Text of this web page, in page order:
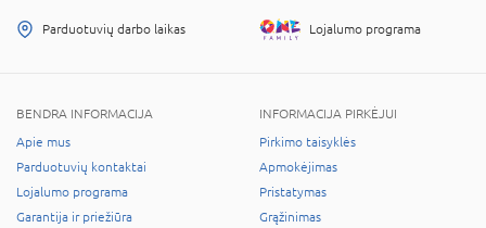
Parduotuvių darbo laikas Lojalumo programa
BENDRA INFORMACIJA
Apie mus
Parduotuvių kontaktai
Lojalumo programa
Garantija ir priežiūra
INFORMACIJA PIRKĖJUI
Pirkimo taisyklės
Apmokėjimas
Pristatymas
Grąžinimas